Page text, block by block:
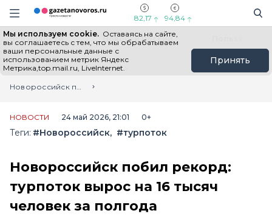
Информационный портал "ГазетаНоворос.ру"
Навигация сайта
82,17 94,84
Мы используем cookie. Оставаясь на сайте,
вы соглашаетесь с тем, что мы обрабатываем
ваши персональные данные с
использованием метрик Яндекс
Метрика,top.mail.ru, LiveInternet.
Принять
Все новости Новости России
Главная
Лента новостей
Новороссийск побил рекорд: турпоток вырос на 16 тысяч человек за полгода
НОВОСТИ 24 май 2026, 21:01 0+
Теги: #Новороссийск #турпоток
Новороссийск побил рекорд:
турпоток вырос на 16 тысяч
человек за полгода